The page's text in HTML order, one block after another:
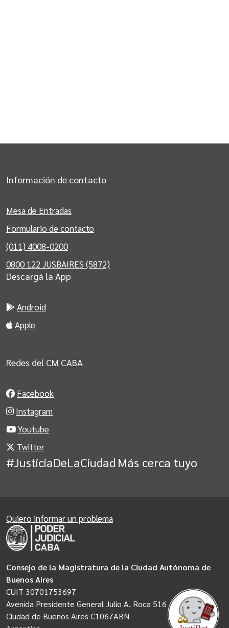
Información de contacto
Mesa de Entradas
Formulario de contacto
(011) 4008-0200
0800 122 JUSBAIRES (5872)
Descargá la App
Android
Apple
Redes del CM CABA
Facebook
Instagram
Youtube
Twitter
#JusticiaDeLaCiudad Más cerca tuyo
Consejo de la Magistratura de la Ciudad Autónoma de
Buenos Aires
CUIT 30701753697
Avenida Presidente General Julio A. Roca 516
Ciudad de Buenos Aires C1067ABN
Quiero informar un problema